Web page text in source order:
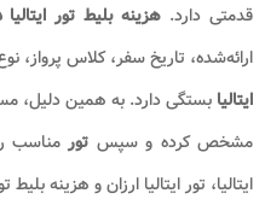
قدمتی دارد. هزینه بلیط تور ایتالیا ۱۴۰۵
ارائه‌شده، تاریخ سفر، کلاس پرواز،
ایتالیابستگی دارد. به همین دلیل،
مشخص کرده و سپس تور مناسب
ایتالیا، تور ایتالیا ارزان و هزینه